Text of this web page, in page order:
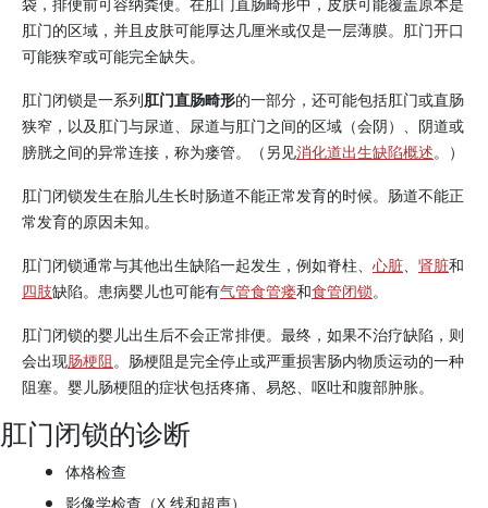
肛门的区域，并且皮肤可能厚达几厘米或仅是一层薄膜。肛门开口
可能狭窄或可能完全缺失。
肛门闭锁是一系列肛门直肠畸形的一部分，还可能包括肛门或直肠
狭窄，以及肛门与尿道、尿道与肛门之间的区域（会阴）、阴道或
膀胱之间的异常连接，称为瘘管。（另见消化道出生缺陷概述。）
肛门闭锁发生在胎儿生长时肠道不能正常发育的时候。肠道不能正
常发育的原因未知。
肛门闭锁通常与其他出生缺陷一起发生，例如脊柱、 心脏、 肾脏和
四肢缺陷。患病婴儿也可能有气管食管瘘和食管闭锁。
肛门闭锁的婴儿出生后不会正常排便。最终，如果不治疗缺陷，则
会出现肠梗阻。肠梗阻是完全停止或严重损害肠内物质运动的一种
阻塞。婴儿肠梗阻的症状包括疼痛、易怒、呕吐和腹部肿胀。
肛门闭锁的诊断
体格检查
影像学检查（X 线和超声）